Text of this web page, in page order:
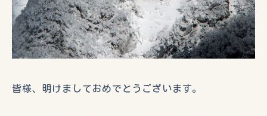
皆様、明けましておめでとうございます。